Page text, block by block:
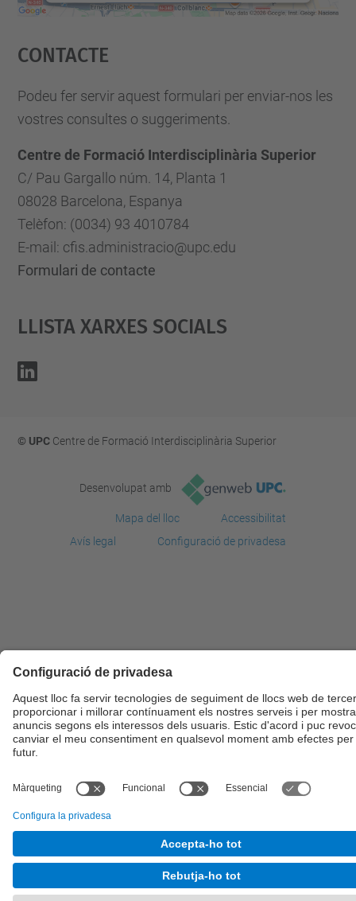
powered by
Contacte
Podeu fer servir aquest formulari per enviar-nos les
vostres consultes o suggeriments.
Centre de Formació Interdisciplinària Superior
C/ Pau Gargallo núm. 14, Planta 1
08028 Barcelona, Espanya
Telèfon: (0034) 93 4010784
E-mail: cfis.administracio@upc.edu
Formulari de contacte
Llista Xarxes Socials
© UPCCentre de Formació Interdisciplinària Superior
Desenvolupat amb
Mapa del lloc
Accessibilitat
Avís legal
Configuració de privadesa